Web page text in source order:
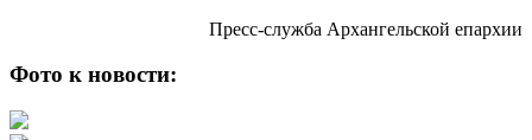
Пресс-служба Архангельской епархии
Фото к новости: